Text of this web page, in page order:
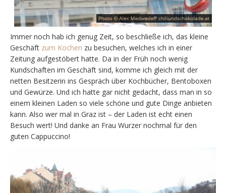
Immer noch hab ich genug Zeit, so beschließe ich, das kleine
Geschäft zum Kochen zu besuchen, welches ich in einer
Zeitung aufgestöbert hatte. Da in der Früh noch wenig
Kundschaften im Geschäft sind, komme ich gleich mit der
netten Besitzerin ins Gespräch über Kochbücher, Bentoboxen
und Gewürze. Und ich hatte gar nicht gedacht, dass man in so
einem kleinen Laden so viele schöne und gute Dinge anbieten
kann. Also wer mal in Graz ist – der Laden ist echt einen
Besuch wert! Und danke an Frau Wurzer nochmal für den
guten Cappuccino!